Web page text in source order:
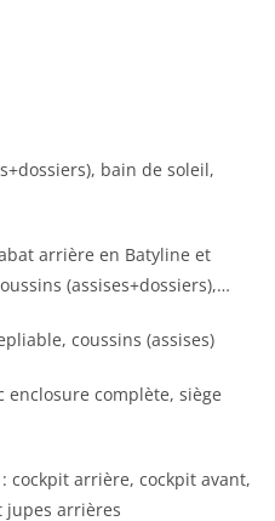
bain de soleil,
arrière en Batyline et
(assises+dossiers),…
coussins (assises)
enclosure complète, siège
cockpit arrière, cockpit avant,
jupes arrières